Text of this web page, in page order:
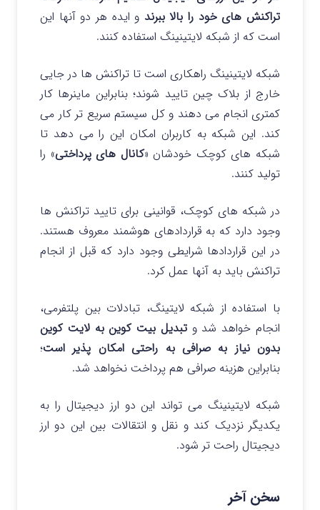
تراکنش های خود را بالا ببرند و ایده هر دو آنها این
است که از شبکه لایتینینگ استفاده کنند.
شبکه لایتینینگ راهکاری است تا تراکنش ها در جایی
خارج از بلاک چین تایید شوند؛ بنابراین ماینرها کار
کمتری انجام می دهند و کل سیستم سریع تر کار می
کند. این شبکه به کاربران امکان این را می دهد تا
شبکه های کوچک خودشان «کانال های پرداختی» را
تولید کنند.
در شبکه های کوچک، قوانینی برای تایید تراکنش ها
وجود دارد که به قراردادهای هوشمند معروف هستند.
در این قراردادها شرایطی وجود دارد که قبل از انجام
تراکنش باید به آنها عمل کرد.
با استفاده از شبکه لایتینگ، تبادلات بین پلتفرمی،
انجام خواهد شد وتبدیل بیت کوین به لایت کوین
بدون نیاز به صرافی به راحتی امکان پذیر است؛
بنابراین هزینه صرافی هم پرداخت نخواهد شد.
شبکه لایتینینگ می تواند این دو ارز دیجیتال را به
یکدیگر نزدیک کند و نقل و انتقالات بین این دو ارز
دیجیتال راحت تر شود.
سخن آخر